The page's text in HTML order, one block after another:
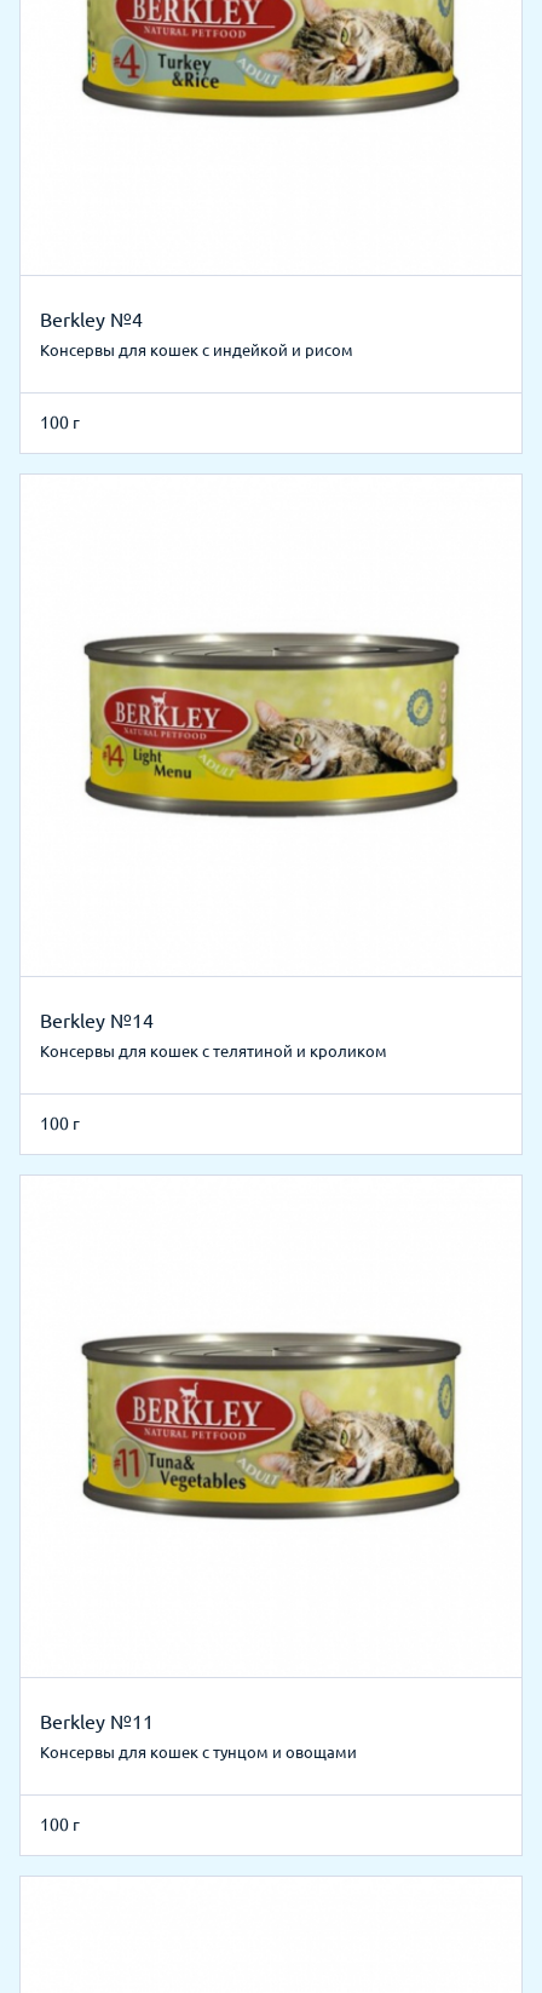
Berkley №4
Консервы для кошек с индейкой и рисом
100 г
Berkley №14
Консервы для кошек с телятиной и кроликом
100 г
Berkley №11
Консервы для кошек с тунцом и овощами
100 г